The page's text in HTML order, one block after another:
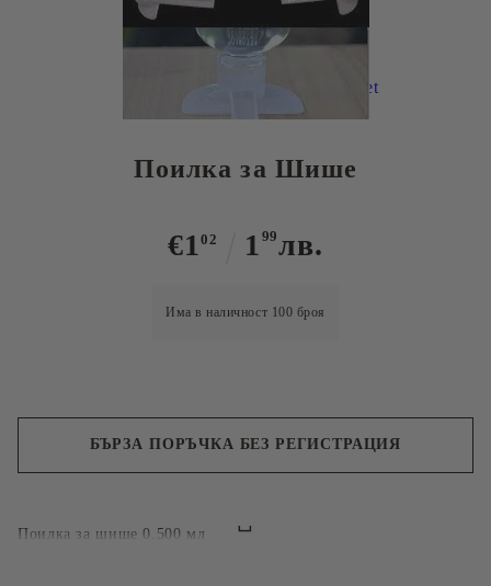
Tweet
Поилка за Шише
€102 1 99лв.
Има в наличност 100 броя
Поилка за шише 0.500 мл
БЪРЗА ПОРЪЧКА БЕЗ РЕГИСТРАЦИЯ